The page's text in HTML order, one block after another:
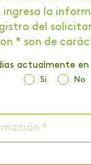
ingresa la
del
* son de
actualmente en
Si No
*